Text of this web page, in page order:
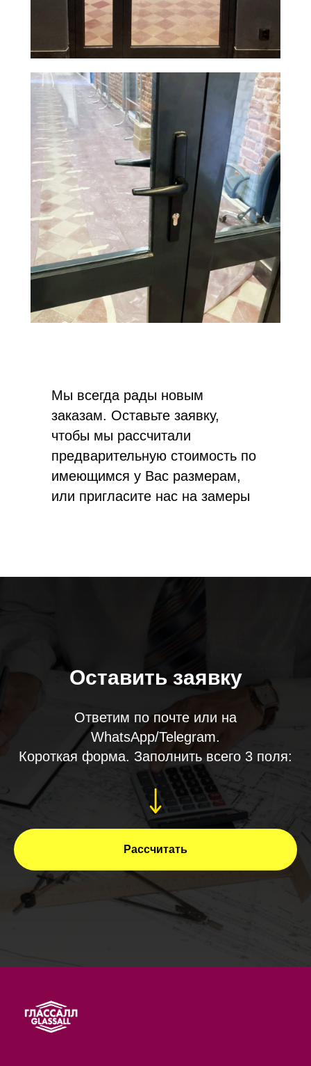
Мы всегда рады новым
заказам. Оставьте заявку,
чтобы мы рассчитали
предварительную стоимость по
имеющимся у Вас размерам,
или пригласите нас на замеры
Оставить заявку
Ответим по почте или на
WhatsApp/Telegram.
Короткая форма. Заполнить всего 3 поля:
Рассчитать